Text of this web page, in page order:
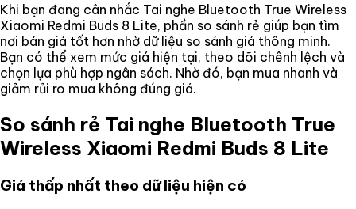
Khi bạn đang cân nhắc Tai nghe Bluetooth True Wireless
Xiaomi Redmi Buds 8 Lite, phần so sánh rẻ giúp bạn tìm
nơi bán giá tốt hơn nhờ dữ liệu so sánh giá thông minh.
Bạn có thể xem mức giá hiện tại, theo dõi chênh lệch và
chọn lựa phù hợp ngân sách. Nhờ đó, bạn mua nhanh và
giảm rủi ro mua không đúng giá.
So sánh rẻ Tai nghe Bluetooth True
Wireless Xiaomi Redmi Buds 8 Lite
Giá thấp nhất theo dữ liệu hiện có